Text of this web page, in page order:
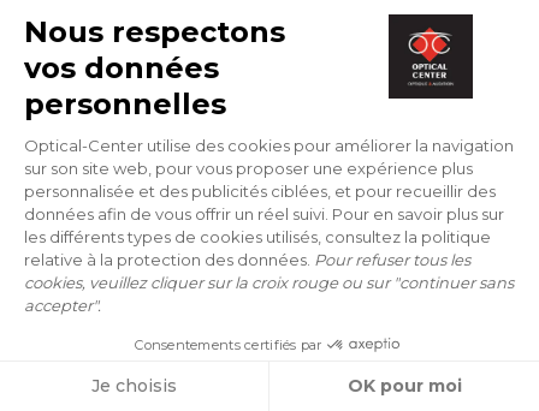
LUNETTES DE SOLEIL
RB 3119M 001/31 Olympian i deluxe 62/18
113 €
ESSAYER EN LIVE
EN STOCK